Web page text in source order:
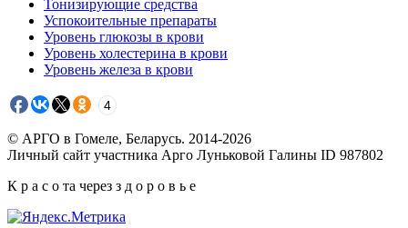
Тонизирующие средства
Успокоительные препараты
Уровень глюкозы в крови
Уровень холестерина в крови
Уровень железа в крови
4
© АРГО в Гомеле, Беларусь. 2014-2026
Личный сайт участника Арго Луньковой Галины ID 987802
К р а с о та через з д о р о в ь е